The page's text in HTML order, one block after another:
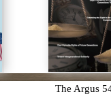
The Argus